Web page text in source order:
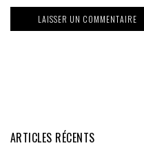
ARTICLES RÉCENTS